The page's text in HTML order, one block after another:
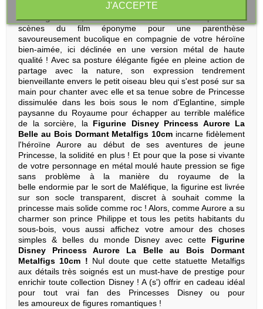
Disney Princess Aurore La Belle au Bois Dormant
Metalfigs 10cm, revivez l'émotion des toutes premières
scènes du film éponyme pour une parenthèse
savoureusement bucolique en compagnie de votre héroïne
bien-aimée, ici déclinée en une version métal de haute
qualité ! Avec sa posture élégante figée en pleine action de
partage avec la nature, son expression tendrement
bienveillante envers le petit oiseau bleu qui s'est posé sur sa
main pour chanter avec elle et sa tenue sobre de Princesse
dissimulée dans les bois sous le nom d'Eglantine, simple
paysanne du Royaume pour échapper au terrible maléfice
de la sorcière, la Figurine Disney Princess Aurore La
Belle au Bois Dormant Metalfigs 10cm incarne fidèlement
l'héroïne Aurore au début de ses aventures de jeune
Princesse, la solidité en plus ! Et pour que la pose si vivante
de votre personnage en métal moulé haute pression se fige
sans problème à la manière du royaume de la
belle endormie par le sort de Maléfique, la figurine est livrée
sur son socle transparent, discret à souhait comme la
princesse mais solide comme roc ! Alors, comme Aurore a su
charmer son prince Philippe et tous les petits habitants du
sous-bois, vous aussi affichez votre amour des choses
simples & belles du monde Disney avec cette Figurine
Disney Princess Aurore La Belle au Bois Dormant
Metalfigs 10cm ! Nul doute que cette statuette Metalfigs
aux détails très soignés est un must-have de prestige pour
enrichir toute collection Disney ! A (s') offrir en cadeau idéal
pour tout vrai fan des Princesses Disney ou pour
les amoureux de figures romantiques !
J'ACCEPTE